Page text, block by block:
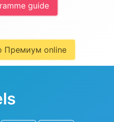
guide
Премиум online